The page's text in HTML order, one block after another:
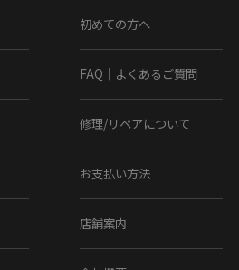
初めての方へ
FAQ｜よくあるご質問
修理/リペアについて
お支払い方法
店舗案内